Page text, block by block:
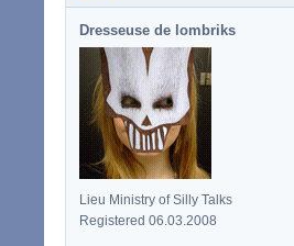
Dresseuse de lombriks
Lieu Ministry of Silly Talks
Registered 06.03.2008